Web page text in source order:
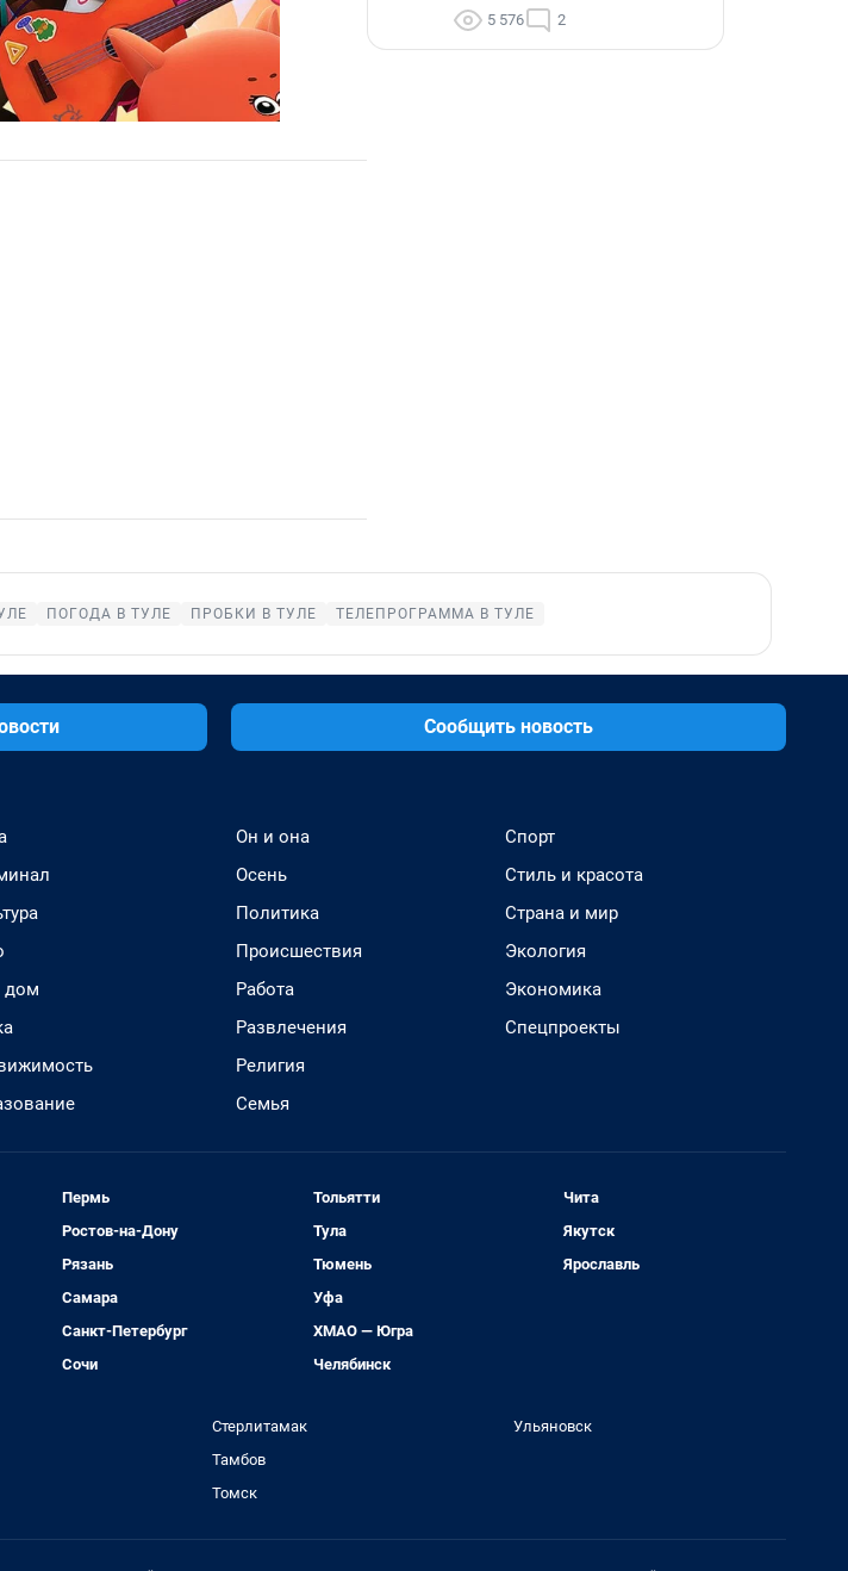
5 576 2
ПОГОДА В ТУЛЕ ПРОБКИ В ТУЛЕ ТЕЛЕПРОГРАММА В ТУЛЕ
Сообщить новость
дом
Он и она
Осень
Политика
Происшествия
Работа
Развлечения
Религия
Семья
Спорт
Стиль и красота
Страна и мир
Экология
Экономика
Спецпроекты
Пермь
Ростов-на-Дону
Рязань
Самара
Санкт-Петербург
Сочи
Тольятти
Тула
Тюмень
Уфа
ХМАО — Югра
Челябинск
Чита
Якутск
Ярославль
Стерлитамак
Тамбов
Томск
Ульяновск